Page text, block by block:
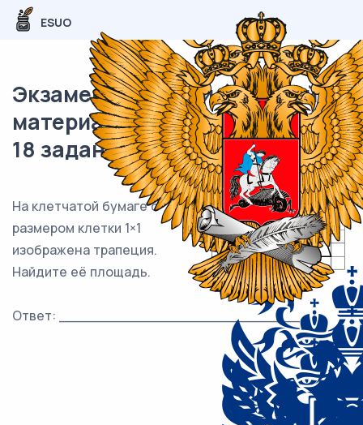
ESUO
Экзаменационный (типовой)
материал ОГЭ / Математика /
18 задания (24) / 67
На клетчатой бумаге с
размером клетки 1×1
изображена трапеция.
Найдите её площадь.
Ответ: ___________________________.